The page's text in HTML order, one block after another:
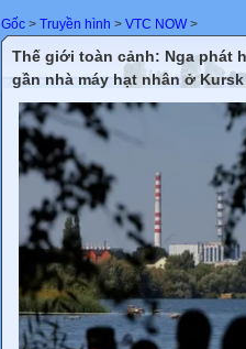
Gốc > Truyền hình > VTC NOW>
Thế giới toàn cảnh: Nga phát
gần nhà máy hạt nhân ở Kursk